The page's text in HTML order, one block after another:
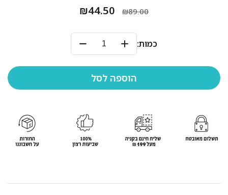
₪89.00
₪44.50
כמות: